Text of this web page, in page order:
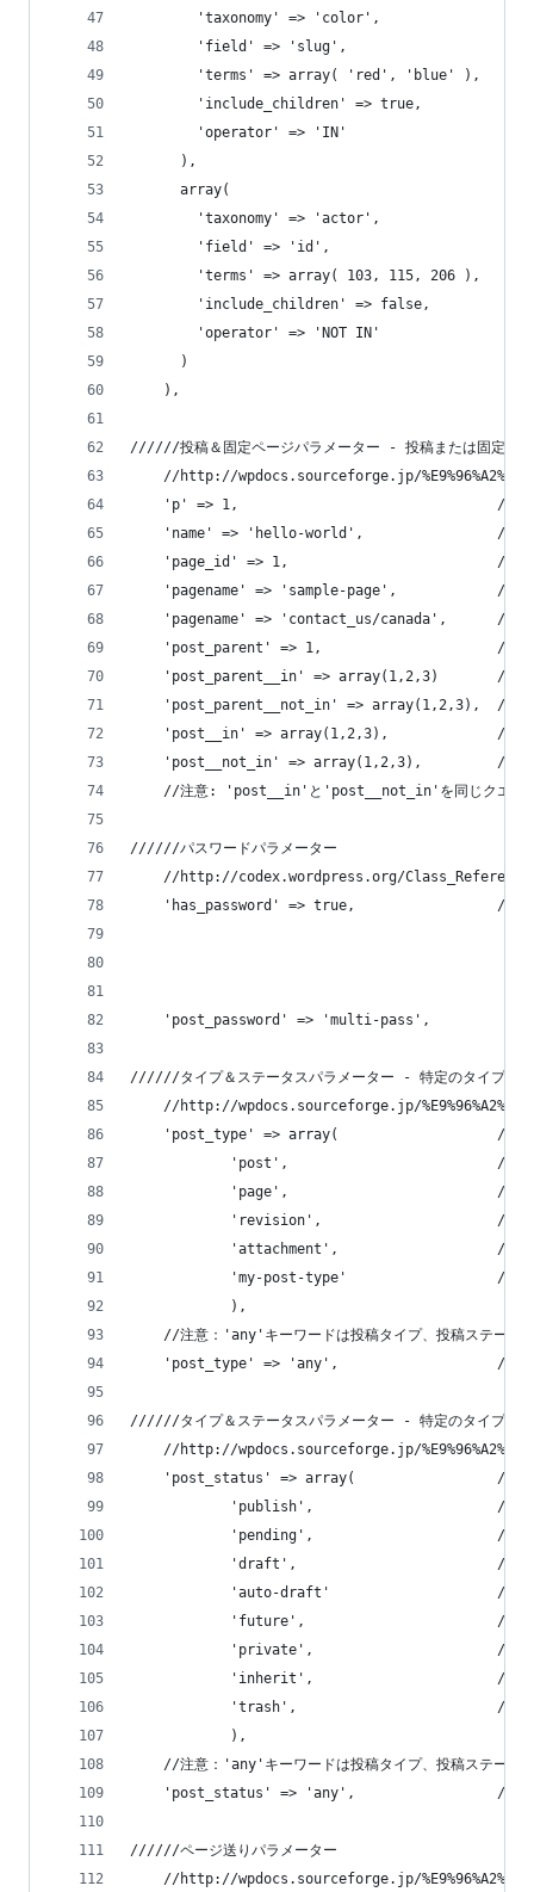
'taxonomy' => 'color',                //
'field' => 'slug',                    //
'terms' => array( 'red', 'blue' ),    //
'include_children' => true,           //
'operator' => 'IN'                    //
      ),
      array(
        'taxonomy' => 'actor',
        'field' => 'id',
        'terms' => array( 103, 115, 206 ),
        'include_children' => false,
        'operator' => 'NOT IN'
      )
    ),
//////投稿＆固定ページパラメーター - 投稿または固定ペー
//http://wpdocs.sourceforge.jp/
'p' => 1,                               //
'name' => 'hello-world',                //
'page_id' => 1,                         //
'pagename' => 'sample-page',            //
'pagename' => 'contact_us/canada',      //
'post_parent' => 1,                     //(int)
'post_parent__in' => array(1,2,3)       //
'post_parent__not_in' => array(1,2,3),  //
'post__in' => array(1,2,3),             //
'post__not_in' => array(1,2,3),         //
//注意: 'post__in'と'post__not_in'を同じクエリ
//////パスワードパラメーター
//http://codex.wordpress.org/
'has_password' => true,                 //
'post_password' => 'multi-pass',          //
//////タイプ＆ステータスパラメーター - 特定のタイプやス
//http://wpdocs.sourceforge.jp/
'post_type' => array(                   //
'post',                         // -
'page',                         // -
'revision',                     // -
'attachment',                   // -
'my-post-type'                  // -
            ),
//注意：'any'キーワードは投稿タイプ、投稿ステータ
'post_type' => 'any',                   // -
//////タイプ＆ステータスパラメーター - 特定のタイプやス
//http://wpdocs.sourceforge.jp/
'post_status' => array(
'publish',                      // -
'pending',                      // -
'draft',                        // -
'auto-draft'                    // -
'future',                       // -
'private',                      // -
'inherit',                      // -
'trash',                        // -
            ),
//注意：'any'キーワードは投稿タイプ、投稿ステータ
'post_status' => 'any',                 // -
//////ページ送りパラメーター
//http://wpdocs.sourceforge.jp/